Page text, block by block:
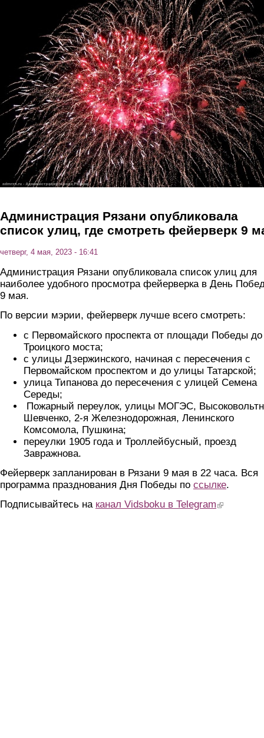
Перейти к основному содержанию
Администрация Рязани опубликовала
список улиц, где смотреть фейерверк 9
четверг, 4 мая, 2023 - 16:41
Администрация Рязани опубликовала список улиц для
наиболее удобного просмотра фейерверка в День
9 мая.
По версии мэрии, фейерверк лучше всего смотреть:
с Первомайского проспекта от площади Победы до
Троицкого моста;
с улицы Дзержинского, начиная с пересечения с
Первомайском проспектом и до улицы Татарской;
улица Типанова до пересечения с улицей Семена
Середы;
Пожарный переулок, улицы МОГЭС,
Шевченко, 2-я Железнодорожная, Ленинского
Комсомола, Пушкина;
переулки 1905 года и Троллейбусный, проезд
Завражнова.
Фейерверк запланирован в Рязани 9 мая в 22 часа. Вся
программа празднования Дня Победы по ссылке.
Подписывайтесь на канал Vidsboku в Telegram (link is